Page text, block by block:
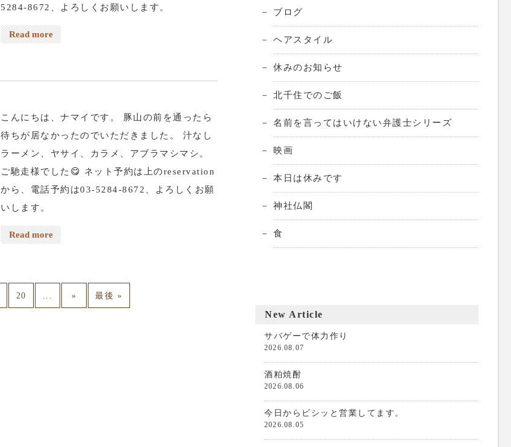
5284-8672、よろしくお願いします。
Read more
こんにちは、ナマイです。 豚山の前を通ったら
待ちが居なかったのでいただきました。 汁なし
ラーメン、ヤサイ、カラメ、アブラマシマシ。
ご馳走様でした😋 ネット予約は上のreservation
から、電話予約は03-5284-8672、よろしくお願
いします。
Read more
20 » 最後 »
ブログ
ヘアスタイル
休みのお知らせ
北千住でのご飯
名前を言ってはいけない弁護士シリーズ
映画
本日は休みです
神社仏閣
食
New Article
サバゲーで体力作り
2026.08.07
酒粕焼酎
2026.08.06
今日からビシッと営業してます。
2026.08.05